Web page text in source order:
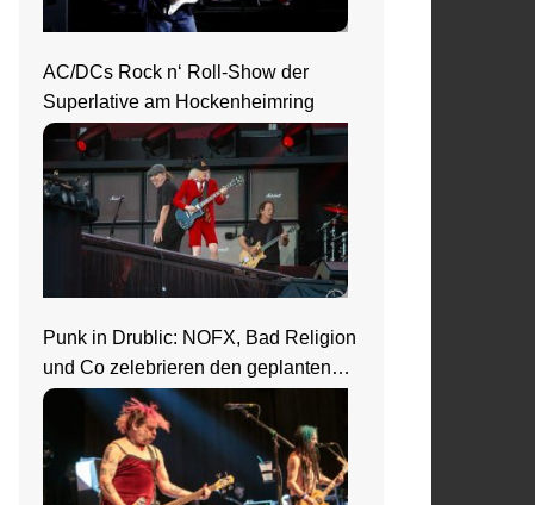
AC/DCs Rock n‘ Roll-Show der
Superlative am Hockenheimring
Punk in Drublic: NOFX, Bad Religion
und Co zelebrieren den geplanten
Ausnahmezustand